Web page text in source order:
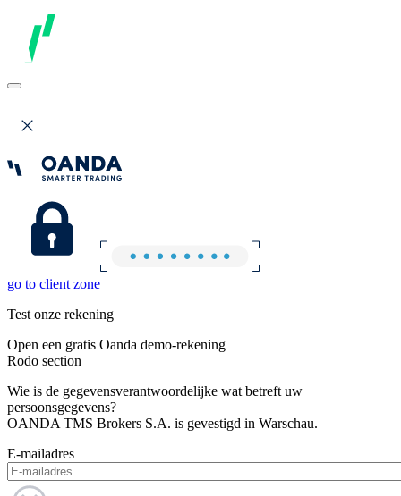
go to client zone
Test onze rekening
Open een gratis Oanda demo-rekening
Rodo section
Wie is de gegevensverantwoordelijke wat betreft uw
persoonsgegevens?
OANDA TMS Brokers S.A. is gevestigd in Warschau.
E-mailadres